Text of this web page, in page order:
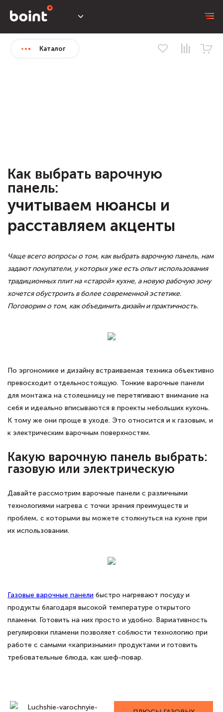
Каталог
Как выбрать варочную
панель:
учитываем нюансы и
расставляем акценты
Чаще всего вопросы о том, как выбрать варочную панель, нам
задают покупатели, у которых уже есть опыт использования
традиционных плит на «старой» кухне, а новую рабочую зону
хочется обустроить в более современной эстетике.
Поговорим о том, как объединить дизайн и практичность.
По эргономике и дизайну встраиваемая техника объективно
превосходит отдельностоящую. Тонкие варочные панели
для монтажа на столешницу не перетягивают внимание на
себя и идеально вписываются в проекты небольших кухонь.
К тому же они проще в уходе. Это относится и к газовым, и
к электрическим варочным поверхностям.
Какую варочную панель выбрать:
газовую или электрическую
Давайте рассмотрим варочные панели с различными
технологиями нагрева с точки зрения преимуществ и
проблем, с которыми вы можете столкнуться на кухне при
их использовании.
Газовые варочные панели быстро нагревают посуду и
продукты благодаря высокой температуре открытого
пламени. Готовить на них просто и удобно. Вариативность
регулировки пламени позволяет соблюсти технологию при
работе с самыми «капризными» продуктами и готовить
требовательные блюда, как шеф-повар.